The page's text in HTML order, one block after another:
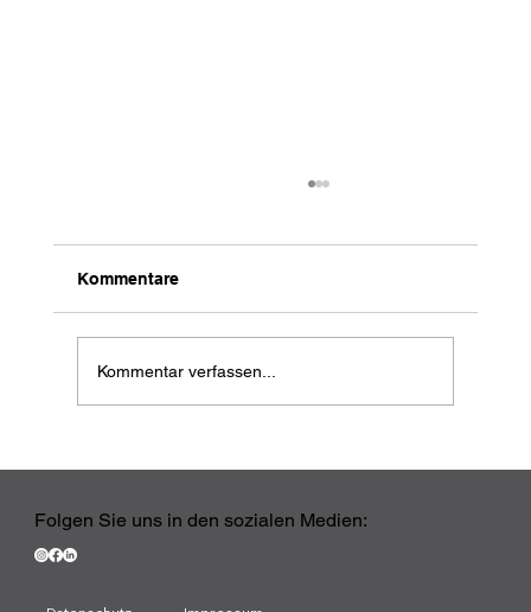
Kommentare
Kommentar verfassen...
Folgen Sie uns in den sozialen Medien: